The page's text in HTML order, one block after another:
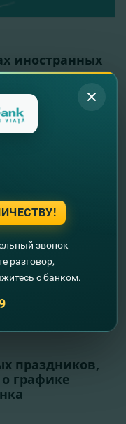
иностранных
праздников,
графике
звонок
разговор,
с банком.